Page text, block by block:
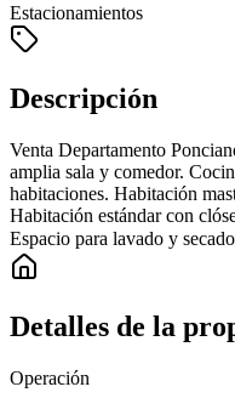
Estacionamientos
Descripción
Venta Departamento
amplia sala y comedor.
habitaciones. Habitación
Habitación estándar con
Espacio para lavado y
Detalles de la
Operación